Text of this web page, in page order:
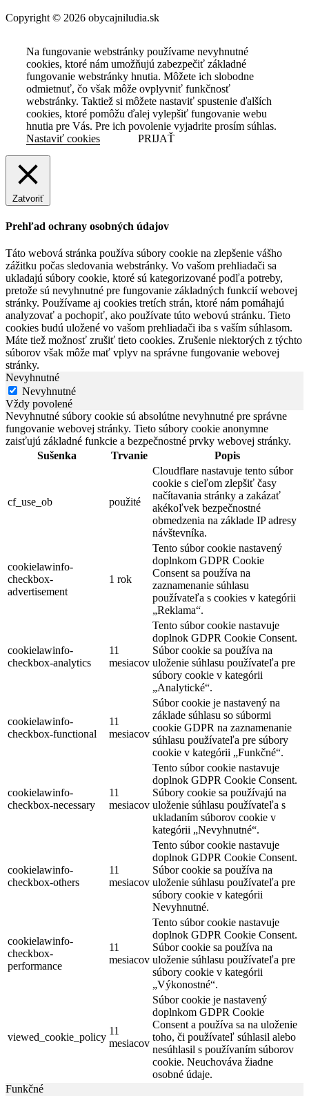
Copyright © 2026 obycajniludia.sk
Na fungovanie webstránky používame nevyhnutné
cookies, ktoré nám umožňujú zabezpečiť základné
fungovanie webstránky hnutia. Môžete ich slobodne
odmietnuť, čo však môže ovplyvniť funkčnosť
webstránky. Taktiež si môžete nastaviť spustenie ďalších
cookies, ktoré pomôžu ďalej vylepšiť fungovanie webu
hnutia pre Vás. Pre ich povolenie vyjadrite prosím súhlas.
Nastaviť cookies
PRIJAŤ
Zatvoriť
Prehľad ochrany osobných údajov
Táto webová stránka používa súbory cookie na zlepšenie vášho
zážitku počas sledovania webstránky. Vo vašom prehliadači sa
ukladajú súbory cookie, ktoré sú kategorizované podľa potreby,
pretože sú nevyhnutné pre fungovanie základných funkcií webovej
stránky. Používame aj cookies tretích strán, ktoré nám pomáhajú
analyzovať a pochopiť, ako používate túto webovú stránku. Tieto
cookies budú uložené vo vašom prehliadači iba s vaším súhlasom.
Máte tiež možnosť zrušiť tieto cookies. Zrušenie niektorých z týchto
súborov však môže mať vplyv na správne fungovanie webovej
stránky.
Nevyhnutné
Nevyhnutné
Vždy povolené
Nevyhnutné súbory cookie sú absolútne nevyhnutné pre správne
fungovanie webovej stránky. Tieto súbory cookie anonymne
zaisťujú základné funkcie a bezpečnostné prvky webovej stránky.
Sušenka
Trvanie Popis
cf_use_ob použité
Cloudflare nastavuje tento súbor
cookie s cieľom zlepšiť časy
načítavania stránky a zakázať
akékoľvek bezpečnostné
obmedzenia na základe IP adresy
návštevníka.
cookielawinfo-
checkbox-
advertisement
1 rok
Tento súbor cookie nastavený
doplnkom GDPR Cookie
Consent sa používa na
zaznamenanie súhlasu
používateľa s cookies v kategórii
„Reklama“.
cookielawinfo-
checkbox-analytics
11
mesiacov
Tento súbor cookie nastavuje
doplnok GDPR Cookie Consent.
Súbor cookie sa používa na
uloženie súhlasu používateľa pre
súbory cookie v kategórii
„Analytické“.
cookielawinfo-
checkbox-functional
11
mesiacov
Súbor cookie je nastavený na
základe súhlasu so súbormi
cookie GDPR na zaznamenanie
súhlasu používateľa pre súbory
cookie v kategórii „Funkčné“.
cookielawinfo-
checkbox-necessary
11
mesiacov
Tento súbor cookie nastavuje
doplnok GDPR Cookie Consent.
Súbory cookie sa používajú na
uloženie súhlasu používateľa s
ukladaním súborov cookie v
kategórii „Nevyhnutné“.
cookielawinfo-
checkbox-others
11
mesiacov
Tento súbor cookie nastavuje
doplnok GDPR Cookie Consent.
Súbor cookie sa používa na
uloženie súhlasu používateľa pre
súbory cookie v kategórii
Nevyhnutné.
cookielawinfo-
checkbox-
performance
11
mesiacov
Tento súbor cookie nastavuje
doplnok GDPR Cookie Consent.
Súbor cookie sa používa na
uloženie súhlasu používateľa pre
súbory cookie v kategórii
„Výkonostné“.
viewed_cookie_policy
11
mesiacov
Súbor cookie je nastavený
doplnkom GDPR Cookie
Consent a používa sa na uloženie
toho, či používateľ súhlasil alebo
nesúhlasil s používaním súborov
cookie. Neuchováva žiadne
osobné údaje.
Funkčné